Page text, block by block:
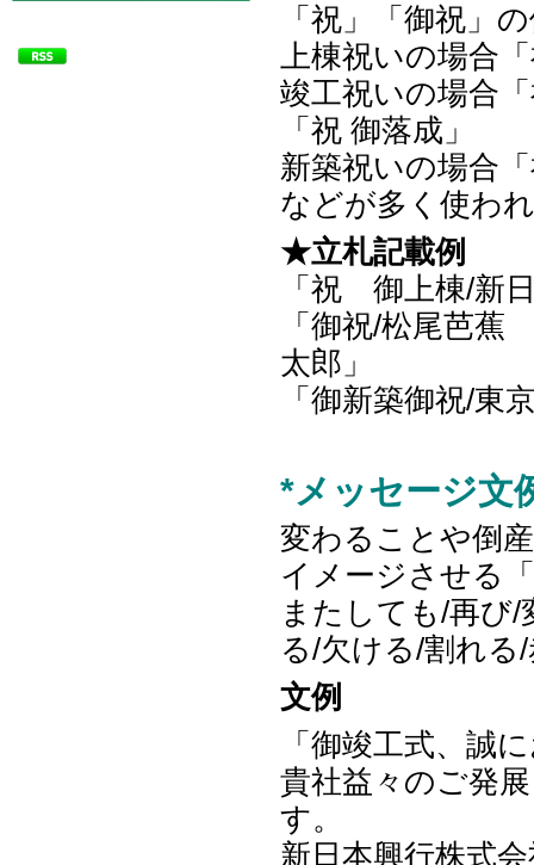
「祝」「御祝」
上棟祝いの場合
竣工祝いの場合
「祝 御落成」
新築祝いの場合
などが多く使わ
★立札記載例
「祝 御上棟/新
「御祝/松尾芭
太郎」
「御新築御祝/東
*メッセージ文
変わることや倒
イメージさせる
またしても/再び
る/欠ける/割れ
文例
「御竣工式、誠
貴社益々のご発
す。
新日本興行株式